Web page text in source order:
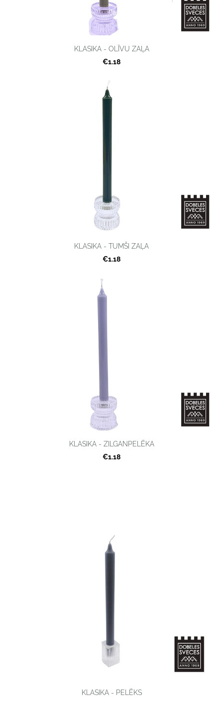
KLASIKA - OLĪVU ZAĻA
€1.18
KLASIKA - TUMŠI ZAĻA
€1.18
KLASIKA - ZILGANPELĒKA
€1.18
KLASIKA - PELĒKS